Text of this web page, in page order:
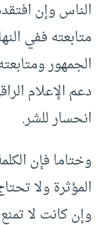
الناس وإن
متابعته ففي
الجمهور
دعم الإعلام
انحسار للشر.
وختاما فإن
المؤثرة ولا
وإن كانت لا